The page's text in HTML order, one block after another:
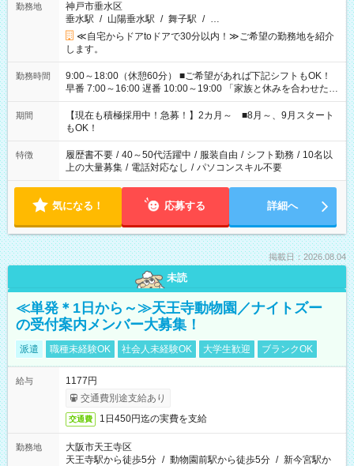
勤務地
神戸市垂水区
垂水駅 / 山陽垂水駅 / 舞子駅 / …
≪自宅からドアtoドアで30分以内！≫ご希望の勤務地を紹介
します。
勤務時間
9:00～18:00（休憩60分） ■ご希望があれば下記シフトもOK！
早番 7:00～16:00 遅番 10:00～19:00 「家族と休みを合わせた
い」 「余裕を持って夕飯の準備がしたい」 「できれば残業はし
たくない」 など、ご希望を教えてくださいね。 ※Wワーク希望
の方へ 今ご覧のお仕事で希望する勤務時間と、もう1つのお仕事
の勤務時間。 合計で週40時間を超える場合は応募できません。
期間
【現在も積極採用中！急募！】2カ月～ ■8月～、9月スタート
もOK！
特徴 履歴書不要 / 40～50代活躍中 / 服装自由 / シフト勤務 / 10名以
上の大量募集 / 電話対応なし / パソコンスキル不要
気になる！ 応募する 詳細へ
掲載日：2026.08.04
未読
≪単発＊1日から～≫天王寺動物園／ナイトズー
の受付案内メンバー大募集！
派遣 職種未経験OK 社会人未経験OK 大学生歓迎 ブランクOK
給与
1177円
交通費別途支給あり
交通費 1日450円迄の実費を支給
勤務地
大阪市天王寺区
天王寺駅から徒歩5分 / 動物園前駅から徒歩5分 / 新今宮駅か